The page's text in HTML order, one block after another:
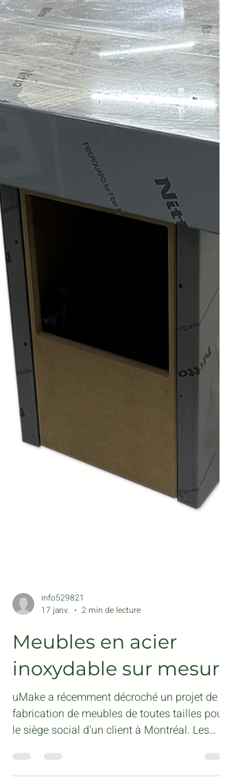
17 janv.
2 min de lecture
Meubles en acier
inoxydable sur mesure
uMake a récemment décroché un projet de
le siège social d'un client à Montréal. Les